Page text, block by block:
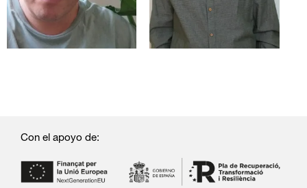
Con el apoyo de: